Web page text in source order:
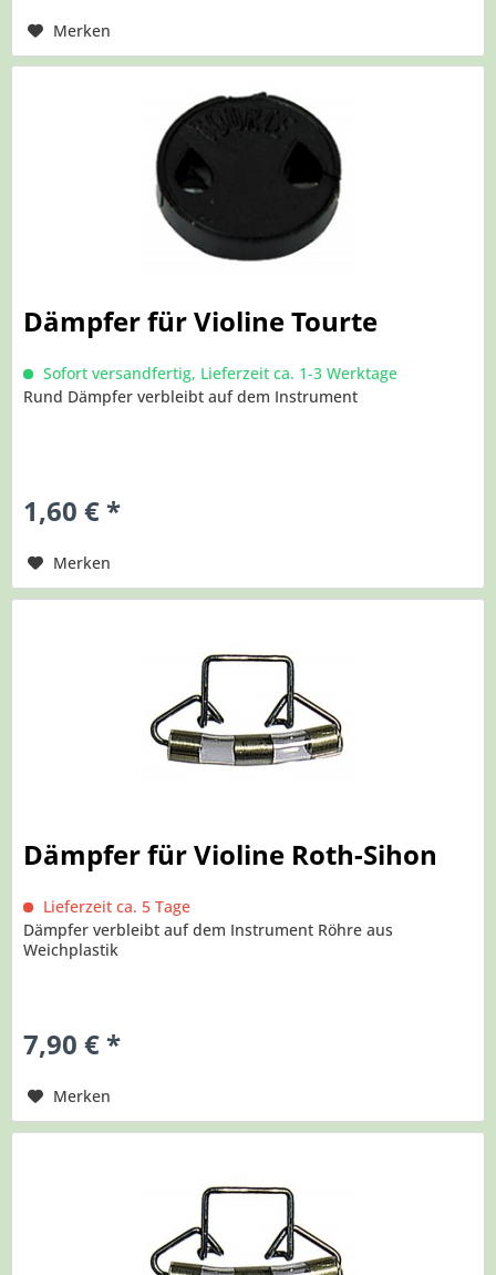
Merken
Dämpfer für Violine Tourte
Sofort versandfertig, Lieferzeit ca. 1-3 Werktage
Rund Dämpfer verbleibt auf dem Instrument
1,60 € *
Merken
Dämpfer für Violine Roth-Sihon
Lieferzeit ca. 5 Tage
Dämpfer verbleibt auf dem Instrument Röhre aus
Weichplastik
7,90 € *
Merken